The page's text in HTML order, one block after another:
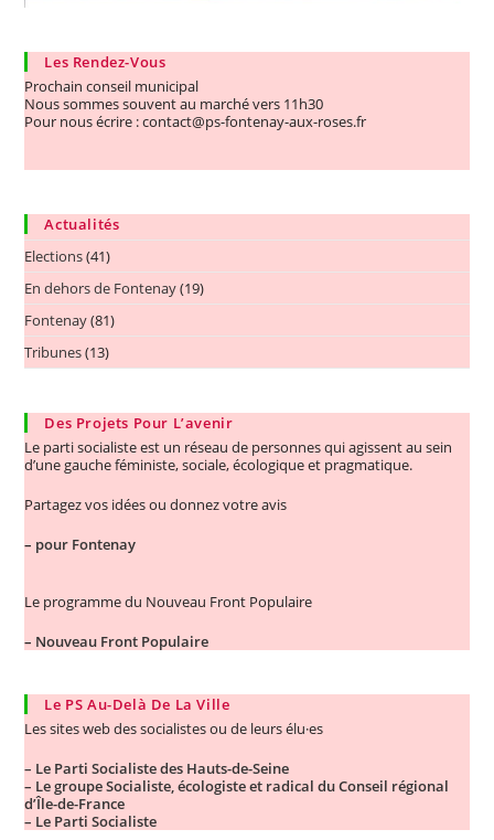
Les Rendez-Vous
Prochain conseil municipal
Nous sommes souvent au marché vers 11h30
Pour nous écrire : contact@ps-fontenay-aux-roses.fr
Actualités
Elections(41)
En dehors de Fontenay(19)
Fontenay(81)
Tribunes(13)
Des Projets Pour L’avenir
Le parti socialiste est un réseau de personnes qui agissent au sein
d’une gauche féministe, sociale, écologique et pragmatique.
Partagez vos idées ou donnez votre avis
– pour Fontenay
Le programme du Nouveau Front Populaire
– Nouveau Front Populaire
Le PS Au-Delà De La Ville
Les sites web des socialistes ou de leurs élu·es
– Le Parti Socialiste des Hauts-de-Seine
– Le groupe Socialiste, écologiste et radical du Conseil régional
d’Île-de-France
– Le Parti Socialiste